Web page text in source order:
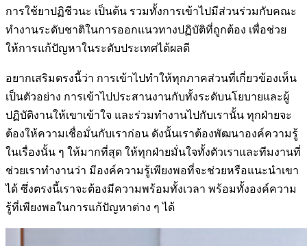
การใช้ยาปฏิชีวนะ เป็นต้น รวมทั้งการเข้าไปมีส่วนร่วมกับคณะ
ทำงานระดับชาติในการออกแนวทางปฏิบัติที่ถูกต้อง เพื่อช่วย
ให้การแก้ปัญหาในระดับประเทศได้ผลดี
อยากเสริมตรงนี้ว่า การเข้าไปทำให้ทุกภาคส่วนที่เกี่ยวข้องเห็น
เป็นตัวอย่าง การเข้าไปประสานงานกับทั้งระดับนโยบายและผู้
ปฏิบัติงานให้เขาเข้าใจ และร่วมทำงานไปกับเรานั้น ทุกฝ่ายจะ
ต้องให้ความเชื่อมั่นกับเราก่อน ดังนั้นเราต้องพัฒนาองค์ความรู้
ในเรื่องนั้น ๆ ให้มากที่สุด ให้ทุกฝ่ายมั่นใจทั้งตัวเราและทีมงานที่
ช่วยเราทำงานว่า มีองค์ความรู้เพียงพอที่จะช่วยหรือแนะนำเขา
ได้ ซึ่งตรงนี้เราจะต้องมีความพร้อมทั้งเวลา พร้อมทั้งองค์ความ
รู้ที่เพียงพอในการแก้ปัญหาต่าง ๆ ได้